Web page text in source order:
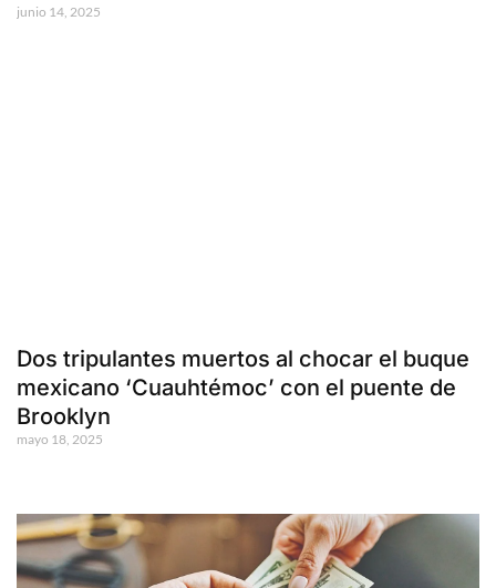
junio 14, 2025
Dos tripulantes muertos al chocar el buque
mexicano ‘Cuauhtémoc’ con el puente de
Brooklyn
mayo 18, 2025